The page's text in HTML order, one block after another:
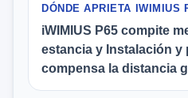
DÓNDE APRIETA IWIMIUS
iWIMIUS P65 compite
estancia y Instalación
compensa la distancia